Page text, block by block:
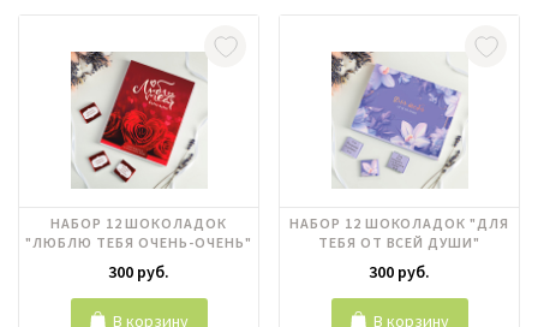
НАБОР 12 ШОКОЛАДОК
"ЛЮБЛЮ ТЕБЯ ОЧЕНЬ-ОЧЕНЬ"
300 руб.
В корзину
НАБОР 12 ШОКОЛАДОК "ДЛЯ
ТЕБЯ ОТ ВСЕЙ ДУШИ"
300 руб.
В корзину